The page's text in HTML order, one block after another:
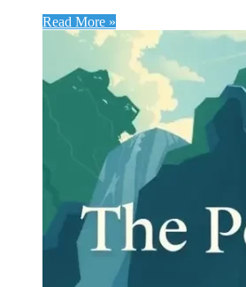
Read More »